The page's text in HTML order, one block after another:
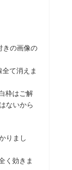
きの画像の
て消えま
枠はご解
ないから
りまし
く効きま